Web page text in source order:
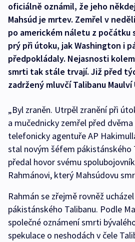
oficiálně oznámil, že jeho
Mahsúd je mrtev. Zemřel v
po americkém náletu z počátku
prý při útoku, jak Washington i
předpokládaly. Nejasnosti
smrti tak stále trvají. Již před
zadržený mluvčí Talibanu Maulví
„Byl zraněn. Utrpěl zranění při
a mučednicky zemřel před dvěma
telefonicky agentuře AP
stal novým šéfem pákistánského
předal hovor svému
Rahmánovi, který Mahsúdovu
Rahmán se zřejmě rovněž
pákistánského Talibanu. Podle
společné oznámení smrti
spekulace o neshodách v čele